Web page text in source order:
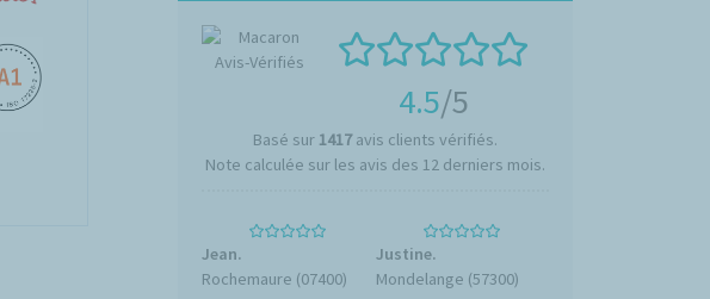
4.5/5
Basé sur 1417avis clients vérifiés.
Note calculée sur les avis des 12 derniers mois.
Jean.
Rochemaure (07400)
Justine.
Mondelange (57300)